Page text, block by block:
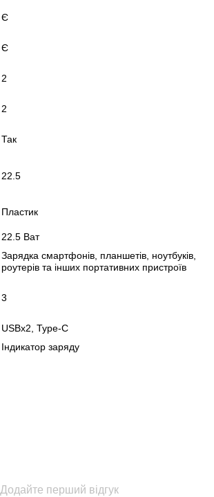
Є
Є
2
2
Так
22.5
Пластик
22.5 Ват
Зарядка смартфонів, планшетів, ноутбуків,
роутерів та інших портативних пристроїв
3
USBx2, Type-C
Індикатор заряду
Додайте перший відгук